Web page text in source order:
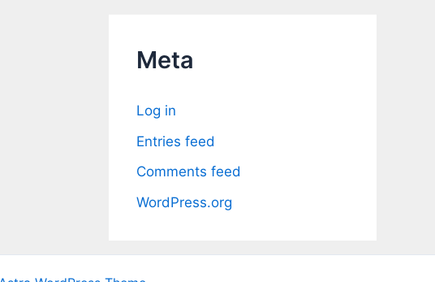
vMeta
Log in
Entries feed
Comments feed
WordPress.org